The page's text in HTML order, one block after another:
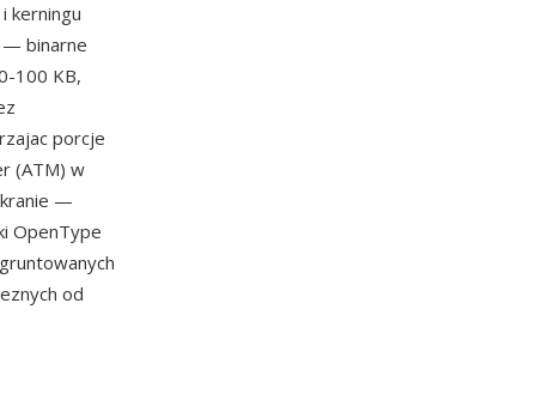
kerningu
— binarne
100 KB,
porcje
(ATM) w
—
OpenType
od